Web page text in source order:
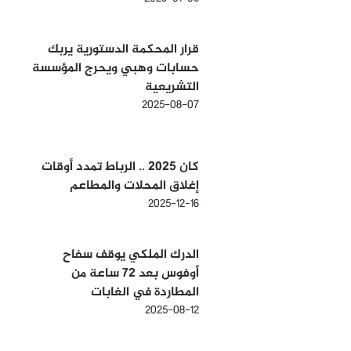
قرار المحكمة الدستورية يربك
حسابات وهبي ويحرج المؤسسة
التشريعية
2025-08-07
كان 2025 .. الرباط تمدد أوقات
إغلاق المحلات والمطاعم
2025-12-16
الدرك الملكي يوقف سفاح
أوفوس بعد 72 ساعة من
المطاردة في الغابات
2025-08-12